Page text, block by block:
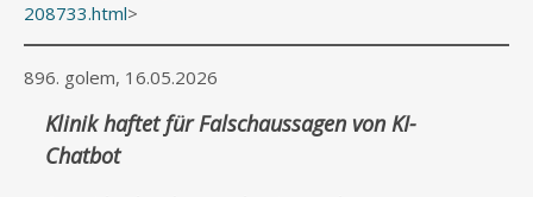
208733.html>
896. golem, 16.05.2026
Klinik haftet für Falschaussagen von KI-
Chatbot